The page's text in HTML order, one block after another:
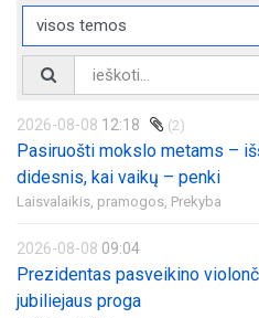
2026-08-08 12:18 (2)
Pasiruošti mokslo metams –
didesnis, kai vaikų – penki
Laisvalaikis, pramogos, Prekyba
2026-08-08 09:04
Prezidentas pasveikino
jubiliejaus proga